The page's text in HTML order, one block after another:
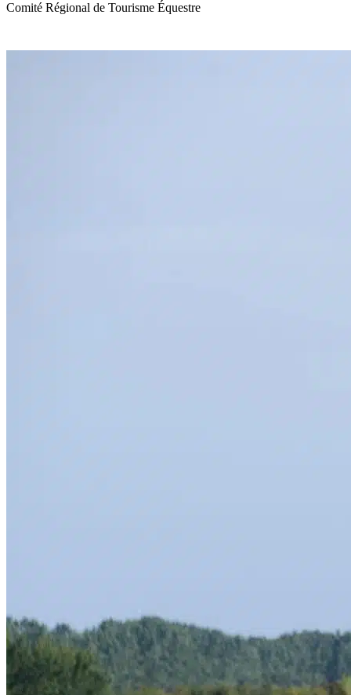
Comité Régional de Tourisme Équestre